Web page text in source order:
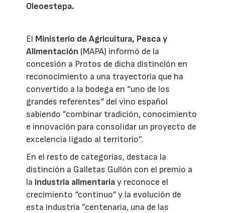
Oleoestepa.
El Ministerio de Agricultura, Pesca y
Alimentación (MAPA) informó de la
concesión a Protos de dicha distinción en
reconocimiento a una trayectoria que ha
convertido a la bodega en “uno de los
grandes referentes“ del vino español
sabiendo ”combinar tradición, conocimiento
e innovación para consolidar un proyecto de
excelencia ligado al territorio”.
En el resto de categorías, destaca la
distinción a Galletas Gullón con el premio a
la industria alimentariay reconoce el
crecimiento “continuo“ y la evolución de
esta industria ”centenaria, una de las